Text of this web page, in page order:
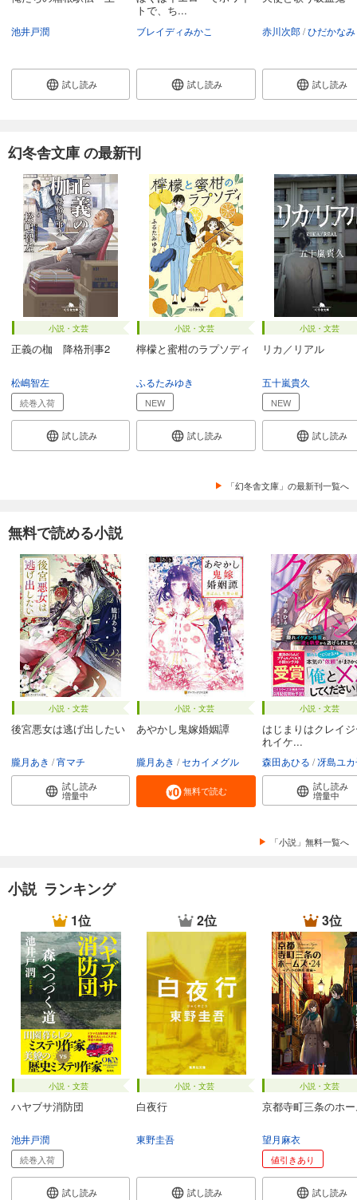
池井戸潤
試し読み
トで、ち...
ブレイディみかこ
試し読み
赤川次郎 ひだかなみ
試し読み
幻冬舎文庫 の最新刊
小説・文芸
正義の枷 降格刑事2
松嶋智左
続巻入荷
試し読み
小説・文芸
檸檬と蜜柑のラプソディ
ふるたみゆき
NEW
試し読み
小説・文芸
リカ／リアル
五十嵐貴久
NEW
試し読み
「幻冬舎文庫」の最新刊一覧へ
無料で読める小説
小説・文芸
後宮悪女は逃げ出したい
朧月あき 宵マチ
試し読み
増量中
小説・文芸
あやかし鬼嫁婚姻譚
朧月あき セカイメグル
無料で読む
小説・文芸
はじまりはクレイ
れイケ...
森田あひる 冴島ユ
試し読み
増量中
「小説」無料一覧へ
小説 ランキング
1位
小説・文芸
ハヤブサ消防団
池井戸潤
続巻入荷
試し読み
2位
小説・文芸
白夜行
東野圭吾
試し読み
3位
小説・文芸
京都寺町三条のホ
望月麻衣
値引きあり
試し読み